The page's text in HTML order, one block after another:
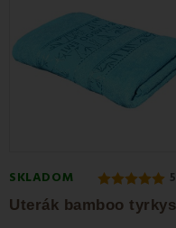
SKLADOM 5